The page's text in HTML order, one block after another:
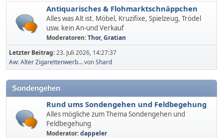
Antiquarisches & Flohmarktschnäppchen
Alles was Alt ist. Möbel, Kruzifixe, Spielzeug, Trödel
usw. kein An-und Verkauf
Moderatoren:Thor,Gratian
Letzter Beitrag:23. Juli 2026, 14:27:37
Aw: Alter Zigarettenwerb...vonShard
Sondengehen
Rund ums Sondengehen und Feldbegehung
Alles mögliche zum Thema Sondengehen und
Feldbegehung
Moderator:dappeler